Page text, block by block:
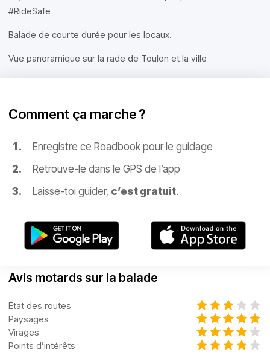
#RideSafe
Balade de courte durée pour les locaux.
Vue panoramique sur la rade de Toulon et la ville
Comment ça marche ?
Enregistre ce Roadbook pour le guidage
Retrouve-le dans le GPS de l’app
Laisse-toi guider, c’est gratuit.
Avis motards sur la balade
État des routes
Paysages
Virages
Points d’intérêts